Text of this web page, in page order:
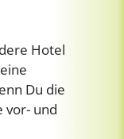
Hotel
Du die
vor- und